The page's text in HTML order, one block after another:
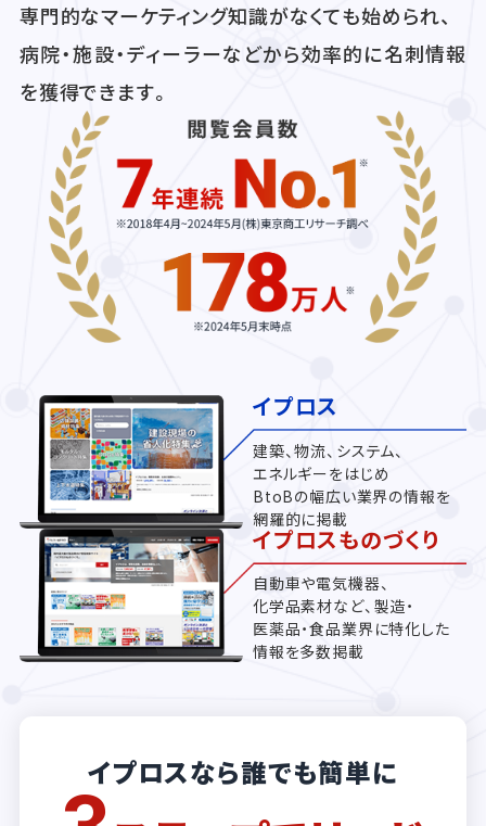
専門的なマーケティング知識がなくても始められ、
病院・施設・ディーラーなどから効率的に名刺情報
を獲得できます。
イプロス
建築、物流、システム、
エネルギーをはじめ
BtoBの幅広い業界の情報を
網羅的に掲載
イプロスものづくり
自動車や電気機器、
化学品素材など、製造・
医薬品・食品業界に特化した
情報を多数掲載
イプロスなら誰でも簡単に